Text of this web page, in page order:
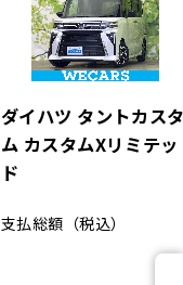
ダイハツ タントカス
ム カスタムXリミテッ
ド
支払総額 （税込）